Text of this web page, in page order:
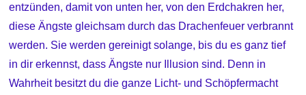
entzünden, damit von unten her, von den Erdchakren her,
diese Ängste gleichsam durch das Drachenfeuer verbrannt
werden. Sie werden gereinigt solange, bis du es ganz tief
in dir erkennst, dass Ängste nur Illusion sind. Denn in
Wahrheit besitzt du die ganze Licht- und Schöpfermacht